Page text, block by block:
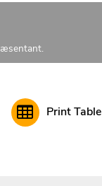
Print Table